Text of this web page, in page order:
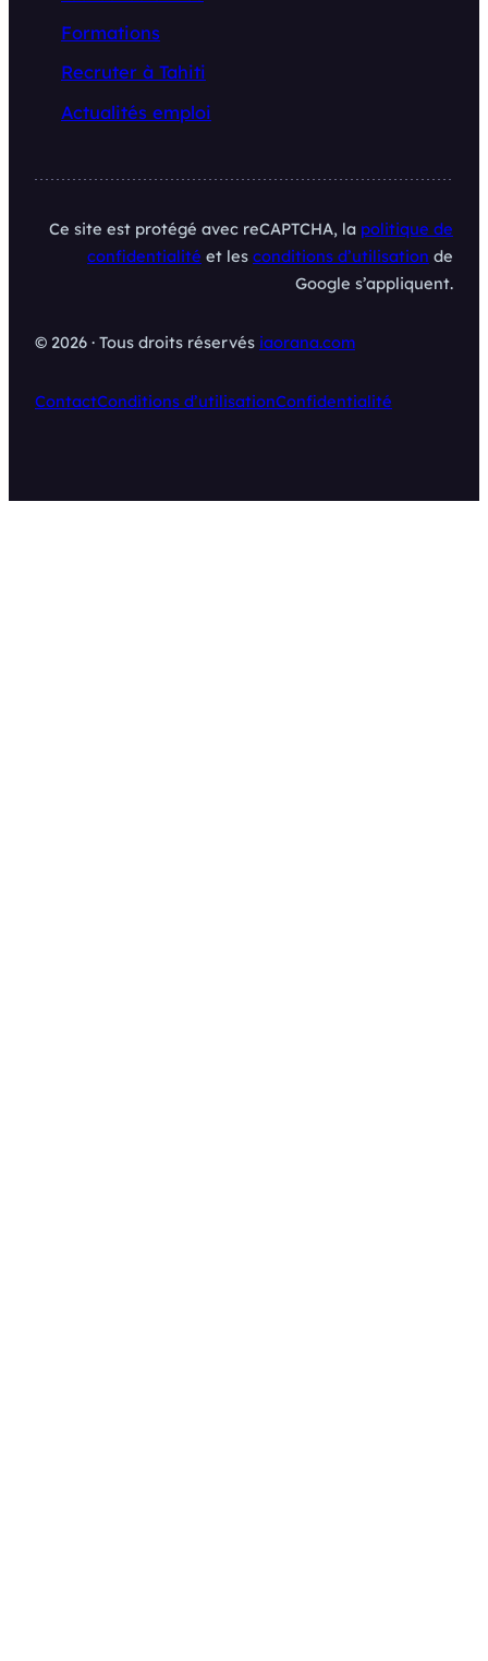
Formations
Recruter à Tahiti
Actualités emploi
Ce site est protégé avec reCAPTCHA, la politique de
confidentialité et les conditions d’utilisation de
Google s’appliquent.
© 2026 · Tous droits réservés iaorana.com
ContactConditions d’utilisationConfidentialité